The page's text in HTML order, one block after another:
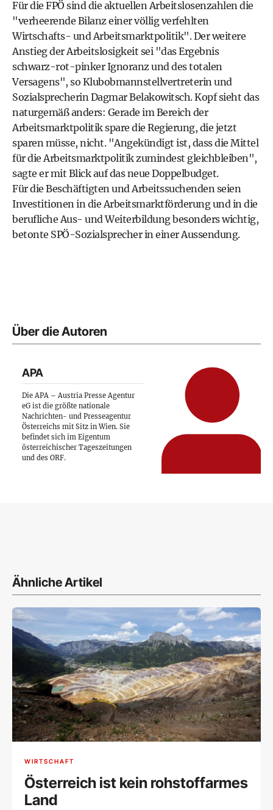
Für die FPÖ sind die aktuellen Arbeitslosenzahlen die
"verheerende Bilanz einer völlig verfehlten
Wirtschafts- und Arbeitsmarktpolitik". Der weitere
Anstieg der Arbeitslosigkeit sei "das Ergebnis
schwarz-rot-pinker Ignoranz und des totalen
Versagens", so Klubobmannstellvertreterin und
Sozialsprecherin Dagmar Belakowitsch. Kopf sieht das
naturgemäß anders: Gerade im Bereich der
Arbeitsmarktpolitik spare die Regierung, die jetzt
sparen müsse, nicht. "Angekündigt ist, dass die Mittel
für die Arbeitsmarktpolitik zumindest gleichbleiben",
sagte er mit Blick auf das neue Doppelbudget.
Für die Beschäftigten und Arbeitssuchenden seien
Investitionen in die Arbeitsmarktförderung und in die
berufliche Aus- und Weiterbildung besonders wichtig,
betonte SPÖ-Sozialsprecher in einer Aussendung.
Über die Autoren
APA
Die APA – Austria Presse Agentur
eG ist die größte nationale
Nachrichten- und Presseagentur
Österreichs mit Sitz in Wien. Sie
befindet sich im Eigentum
österreichischer Tageszeitungen
und des ORF.
Ähnliche Artikel
WIRTSCHAFT
Österreich ist kein rohstoffarmes
Land